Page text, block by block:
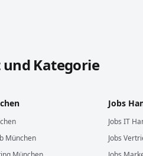
Kategorie
München
Jobs
Jobs IT
Jobs